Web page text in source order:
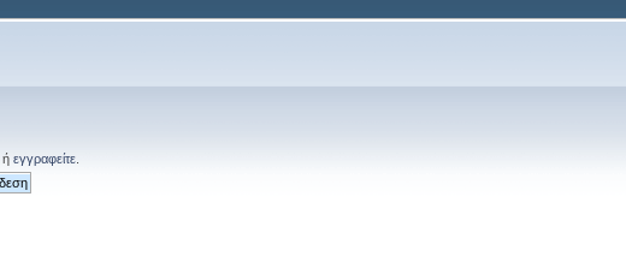
ή εγγραφείτε